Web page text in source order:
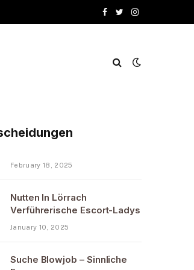
Facebook
TwitterInstagram
February 18, 2025
Nutten In Lörrach
Verführerische Escort-Ladys
January 10, 2025
Suche Blowjob – Sinnliche